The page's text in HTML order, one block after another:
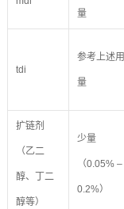
量
tdi
参考上述用
量
扩链剂
（乙二
醇、丁二
醇等）
少量
（0.05% –
0.2%）